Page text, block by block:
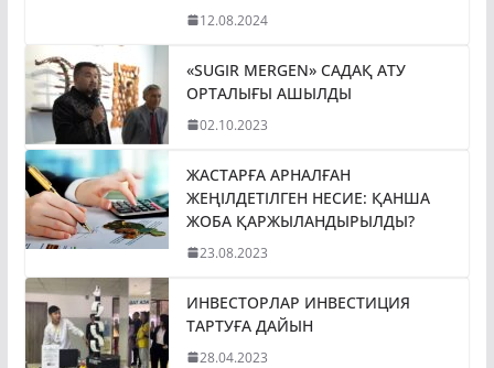
12.08.2024
«SUGIR MERGEN» САДАҚ АТУ
ОРТАЛЫҒЫ АШЫЛДЫ
02.10.2023
ЖАСТАРҒА АРНАЛҒАН
ЖЕҢІЛДЕТІЛГЕН НЕСИЕ: ҚАНША
ЖОБА ҚАРЖЫЛАНДЫРЫЛДЫ?
23.08.2023
ИНВЕСТОРЛАР ИНВЕСТИЦИЯ
ТАРТУҒА ДАЙЫН
28.04.2023